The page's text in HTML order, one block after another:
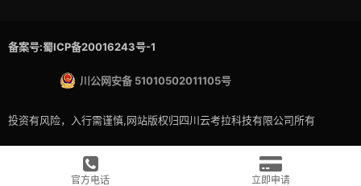
备案号:蜀ICP备20016243号-1
川公网安备 51010502011105号
投资有风险，入行需谨慎,网站版权归四川云考拉科技有限公司所有
官方电话 立即申请